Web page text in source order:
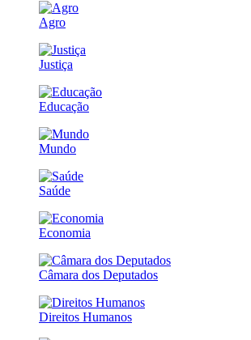
Agro
Justiça
Educação
Mundo
Saúde
Economia
Câmara dos Deputados
Direitos Humanos